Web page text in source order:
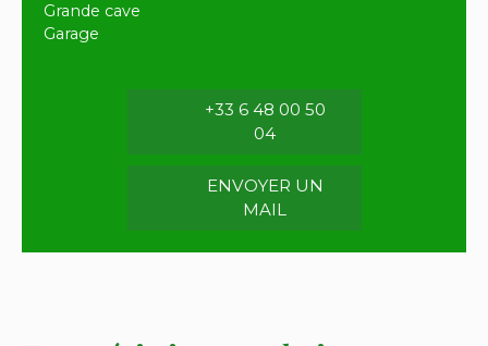
Grande cave
Garage
+33 6 48 00 50
04
ENVOYER UN
MAIL